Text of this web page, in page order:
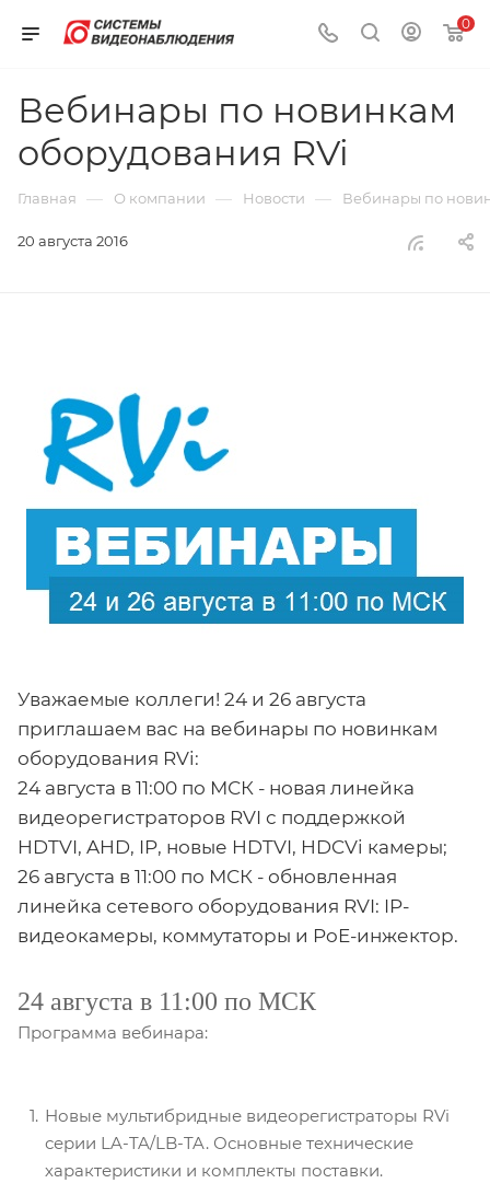
0
Вебинары по новинкам
оборудования RVi
Главная — О компании — Новости — Вебинары по
20 августа 2016
Уважаемые коллеги! 24 и 26 августа
приглашаем вас на вебинары по новинкам
оборудования RVi:
24 августа в 11:00 по МСК - новая линейка
видеорегистраторов RVI с поддержкой
HDTVI, AHD, IP, новые HDTVI, HDCVi камеры;
26 августа в 11:00 по МСК - обновленная
линейка сетевого оборудования RVI: IP-
видеокамеры, коммутаторы и PoE-инжектор.
24 августа в 11:00 по МСК
Программа вебинара:
Новые мультибридные видеорегистраторы RVi
серии LA-TA/LB-TA. Основные технические
характеристики и комплекты поставки.